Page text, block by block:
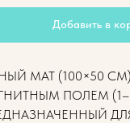
Добавить в
МАТ (100×50
ПОЛЕМ